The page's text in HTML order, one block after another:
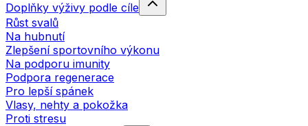
Doplňky výživy podle cíle
Růst svalů
Na hubnutí
Zlepšení sportovního výkonu
Na podporu imunity
Podpora regenerace
Pro lepší spánek
Vlasy, nehty a pokožka
Proti stresu